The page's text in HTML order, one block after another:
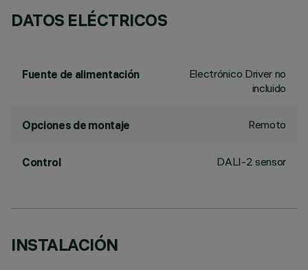
DATOS ELÉCTRICOS
Fuente de alimentación
Electrónico Driver no
incluido
Opciones de montaje Remoto
Control DALI-2 sensor
INSTALACIÓN